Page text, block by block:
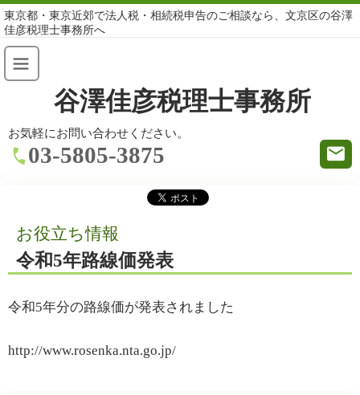
東京都・東京近郊で法人税・相続税申告のご相談なら、文京区の谷澤
佳彦税理士事務所へ
谷澤佳彦税理士事務所
お気軽にお問い合わせください。
03-5805-3875
お役立ち情報
令和5年路線価発表
令和5年分の路線価が発表されました
http://www.rosenka.nta.go.jp/